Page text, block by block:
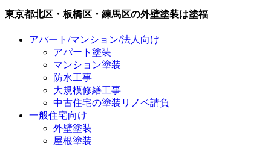
東京都北区・板橋区・練馬区の外壁塗装は塗福
アパート/マンション/法人向け
アパート塗装
マンション塗装
防水工事
大規模修繕工事
中古住宅の塗装リノベ請負
一般住宅向け
外壁塗装
屋根塗装